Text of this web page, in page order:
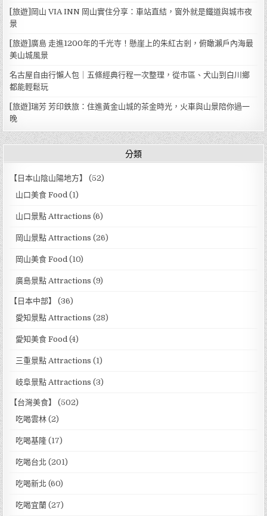
[旅遊]岡山 VIA INN 岡山實住分享：車站直結，窗外就是鐵道與城市夜
景
[旅遊]廣島 走進1200年的千光寺！懸崖上的朱紅古剎，俯瞰瀨戶內海最
美山城風景
名古屋自由行懶人包｜五條經典行程一次整理，從市區、犬山到白川鄉
都能輕鬆玩
[旅遊]瑞芳 芳印鉄旅：住進黃金山城的茶金時光，火車與山景陪你過一
晚
分類
【日本山陰山陽地方】
(52)
山口美食 Food (1)
山口景點 Attractions (6)
岡山景點 Attractions (26)
岡山美食 Food (10)
廣島景點 Attractions (9)
【日本中部】
(36)
愛知景點 Attractions (28)
愛知美食 Food (4)
三重景點 Attractions (1)
岐阜景點 Attractions (3)
【台灣美食】
(502)
吃喝雲林 (2)
吃喝基隆 (17)
吃喝台北 (201)
吃喝新北 (60)
吃喝宜蘭 (27)